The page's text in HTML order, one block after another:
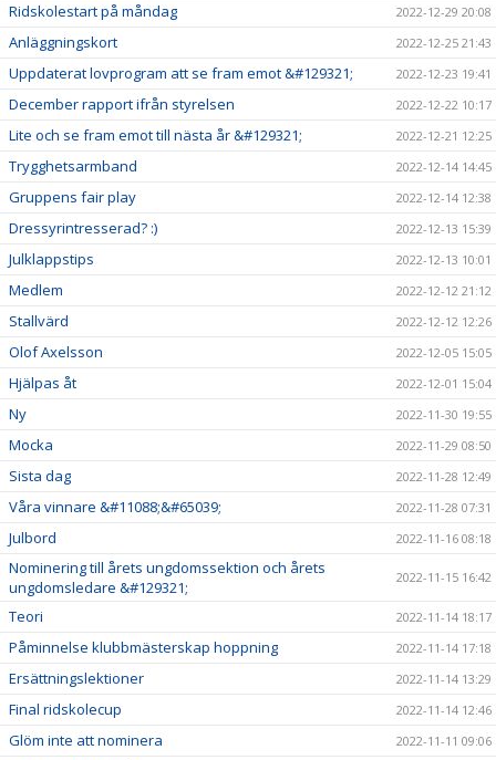
Ridskolestart på måndag 2022-12-29 20:08
Anläggningskort 2022-12-25 21:43
Uppdaterat lovprogram att se fram emot &#129321; 2022-12-23 19:41
December rapport ifrån styrelsen 2022-12-22 10:17
Lite och se fram emot till nästa år &#129321; 2022-12-21 12:25
Trygghetsarmband 2022-12-14 14:45
Gruppens fair play 2022-12-14 12:38
Dressyrintresserad? :) 2022-12-13 15:39
Julklappstips 2022-12-13 10:01
Medlem 2022-12-12 21:12
Stallvärd 2022-12-12 12:26
Olof Axelsson 2022-12-05 15:05
Hjälpas åt 2022-12-01 15:04
Ny 2022-11-30 19:55
Mocka 2022-11-29 08:50
Sista dag 2022-11-28 12:49
Våra vinnare &#11088;&#65039; 2022-11-28 07:31
Julbord 2022-11-16 08:18
Nominering till årets ungdomssektion och årets
ungdomsledare &#129321;
2022-11-15 16:42
Teori 2022-11-14 18:17
Påminnelse klubbmästerskap hoppning 2022-11-14 17:18
Ersättningslektioner 2022-11-14 13:29
Final ridskolecup 2022-11-14 12:46
Glöm inte att nominera 2022-11-11 09:06